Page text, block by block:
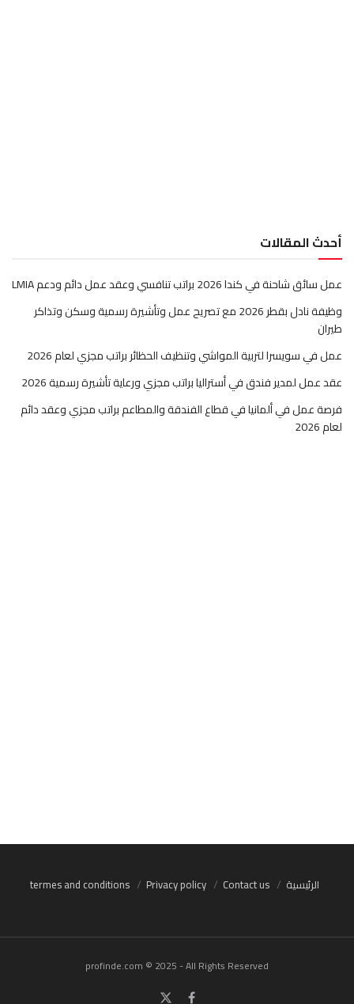
أحدث المقالات
عمل سائق شاحنة في كندا 2026 براتب تنافسي وعقد عمل دائم ودعم LMIA
وظيفة نادل بقطر 2026 مع تصريح عمل وتأشيرة رسمية وسكن وتذاكر
طيران
عمل في سويسرا لتربية المواشي وتنظيف الحظائر براتب مجزي لعام 2026
عقد عمل لمدير فندق في أستراليا براتب مجزي ورعاية تأشيرة رسمية 2026
فرصة عمل في ألمانيا في قطاع الفندقة والمطاعم براتب مجزي وعقد دائم
لعام 2026
الرئيسية Contact us
Privacy policy
termes and conditions
profinde.com © 2025 - All Rights Reserved